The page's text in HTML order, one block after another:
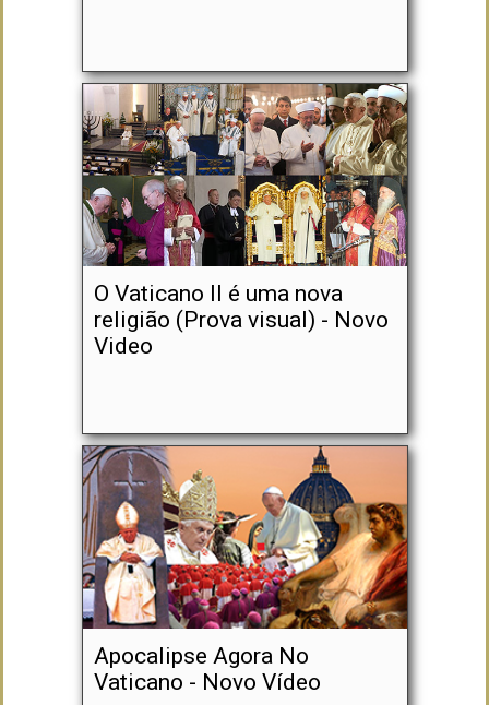
O Vaticano II é uma nova
religião (Prova visual) - Novo
Video
Apocalipse Agora No
Vaticano - Novo Vídeo